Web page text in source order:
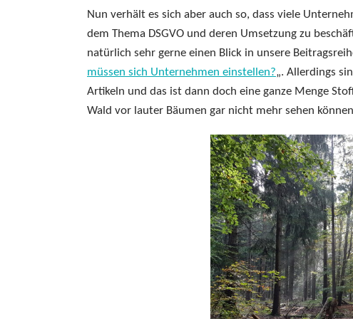
Nun verhält es sich aber auch so, dass viele
dem Thema DSGVO und deren Umsetzung zu
natürlich sehr gerne einen Blick in unsere
müssen sich Unternehmen einstellen?„. Allerdings
Artikeln und das ist dann doch eine ganze Menge
Wald vor lauter Bäumen gar nicht mehr sehen